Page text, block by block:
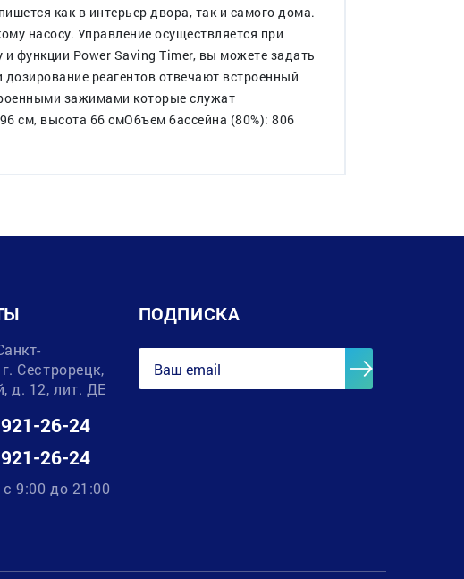
как в интерьер двора, так и самого дома.
насосу. Управление осуществляется при
функции Power Saving Timer, вы можете задать
реагентов отвечают встроенный
зажимами которые служат
см, высота 66 смОбъем бассейна (80%): 806
Сестрорецк,
д. 12, лит. ДЕ
26-24
26-24
9:00 до 21:00
ПОДПИСКА